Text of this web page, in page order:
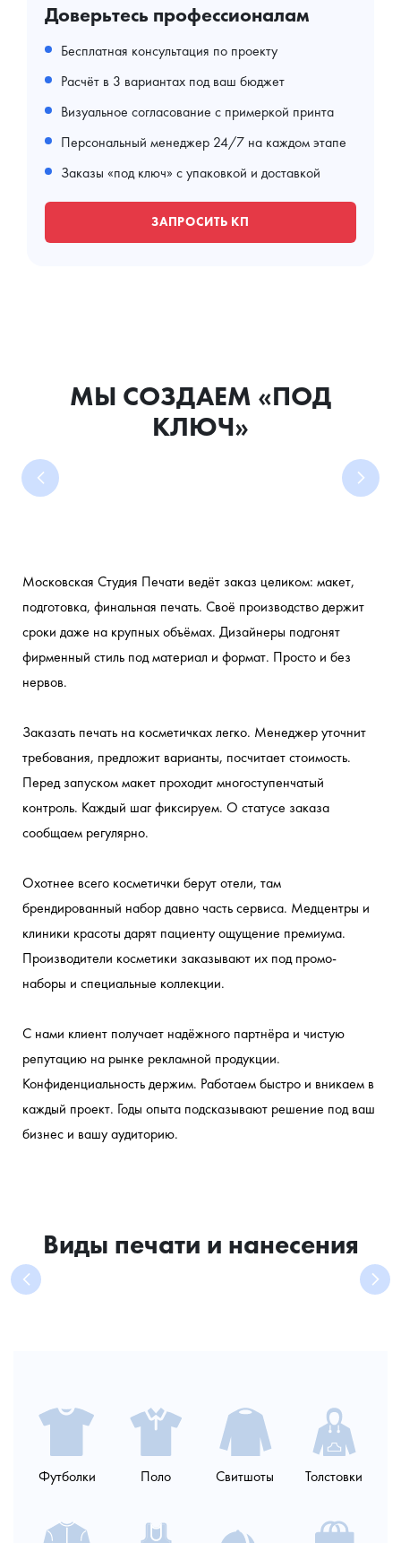
Доверьтесь профессионалам
Бесплатная консультация по проекту
Расчёт в 3 вариантах под ваш бюджет
Визуальное согласование с примеркой принта
Персональный менеджер 24/7 на каждом этапе
Заказы «под ключ» с упаковкой и доставкой
ЗАПРОСИТЬ КП
МЫ СОЗДАЕМ «ПОД
КЛЮЧ»
КОРПОРАТИВНЫЙ
СОТРУДНИКОВ
худи,
ветровки с
брендом
СПЕЦОДЕЖДУ
УНИФОРМУ
куртки,
фартуки
персонала
ПОДАРКИ
КЛИЕНТОВ
ПАРТНЕРОВ
Премиум-
подарочные
боксы
МЕРЧ ДЛЯ
ИНФЛЮЕНСЕРОВ
свитшоты,
футболки
ПРОМОПРОДУКЦИЮ
аксессуары
ПЕЧАТЬ
ЛЮБОМ
И КРОЕ
Индивидуальные
ваш проект
Московская Студия Печати ведёт заказ целиком: макет,
подготовка, финальная печать. Своё производство держит
сроки даже на крупных объёмах. Дизайнеры подгонят
фирменный стиль под материал и формат. Просто и без
нервов.
Заказать печать на косметичках легко. Менеджер уточнит
требования, предложит варианты, посчитает стоимость.
Перед запуском макет проходит многоступенчатый
контроль. Каждый шаг фиксируем. О статусе заказа
сообщаем регулярно.
Охотнее всего косметички берут отели, там
брендированный набор давно часть сервиса. Медцентры и
клиники красоты дарят пациенту ощущение премиума.
Производители косметики заказывают их под промо-
наборы и специальные коллекции.
С нами клиент получает надёжного партнёра и чистую
репутацию на рынке рекламной продукции.
Конфиденциальность держим. Работаем быстро и вникаем в
каждый проект. Годы опыта подсказывают решение под ваш
бизнес и вашу аудиторию.
Виды печати и нанесения
DTF-
ПЛЮСЫ:
Прямая
Машинная
ПЛЮСЫ:
Печать
ПЛЮСЫ:
Шелкография
возможно
Футболки Поло Свитшоты Толстовки